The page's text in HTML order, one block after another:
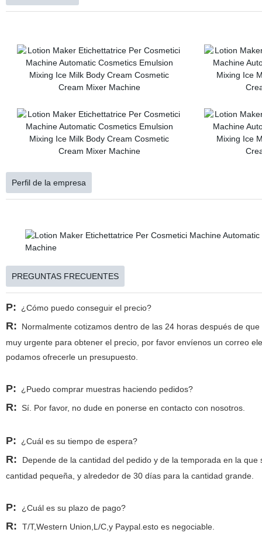
Perfil de la empresa
PREGUNTAS FRECUENTES
P: ¿Cómo puedo conseguir el precio?
R:
Normalmente cotizamos dentro de las 24 horas después de
muy urgente para obtener el precio, por favor envíenos un correo
podamos ofrecerle un presupuesto.
P: ¿Puedo comprar muestras haciendo pedidos?
R: Sí. Por favor, no dude en ponerse en contacto con nosotros.
P: ¿Cuál es su tiempo de espera?
R:
Depende de la cantidad del pedido y de la temporada en la
cantidad pequeña, y alrededor de 30 días para la cantidad grande.
P: ¿Cuál es su plazo de pago?
R: T/T,Western Union,L/C,y Paypal.esto es negociable.